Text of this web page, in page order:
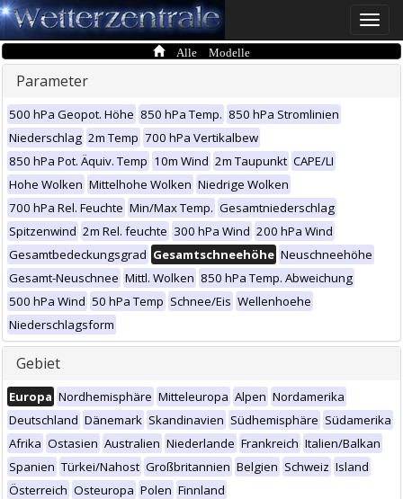
Toggle
Alle Modelle
Parameter
500 hPa Geopot. Höhe 850 hPa Temp. 850 hPa Stromlinien
Niederschlag 2m Temp 700 hPa Vertikalbew
850 hPa Pot. Äquiv. Temp 10m Wind 2m Taupunkt CAPE/LI
Hohe Wolken Mittelhohe Wolken Niedrige Wolken
700 hPa Rel. Feuchte Min/Max Temp. Gesamtniederschlag
Spitzenwind 2m Rel. feuchte 300 hPa Wind 200 hPa Wind
Gesamtbedeckungsgrad Gesamtschneehöhe Neuschneehöhe
Gesamt-Neuschnee Mittl. Wolken 850 hPa Temp. Abweichung
500 hPa Wind 50 hPa Temp Schnee/Eis Wellenhoehe
Niederschlagsform
Gebiet
Europa Nordhemisphäre Mitteleuropa Alpen Nordamerika
Deutschland Dänemark Skandinavien Südhemisphäre Südamerika
Afrika Ostasien Australien Niederlande Frankreich Italien/Balkan
Spanien Türkei/Nahost Großbritannien Belgien Schweiz Island
Österreich Osteuropa Polen Finnland